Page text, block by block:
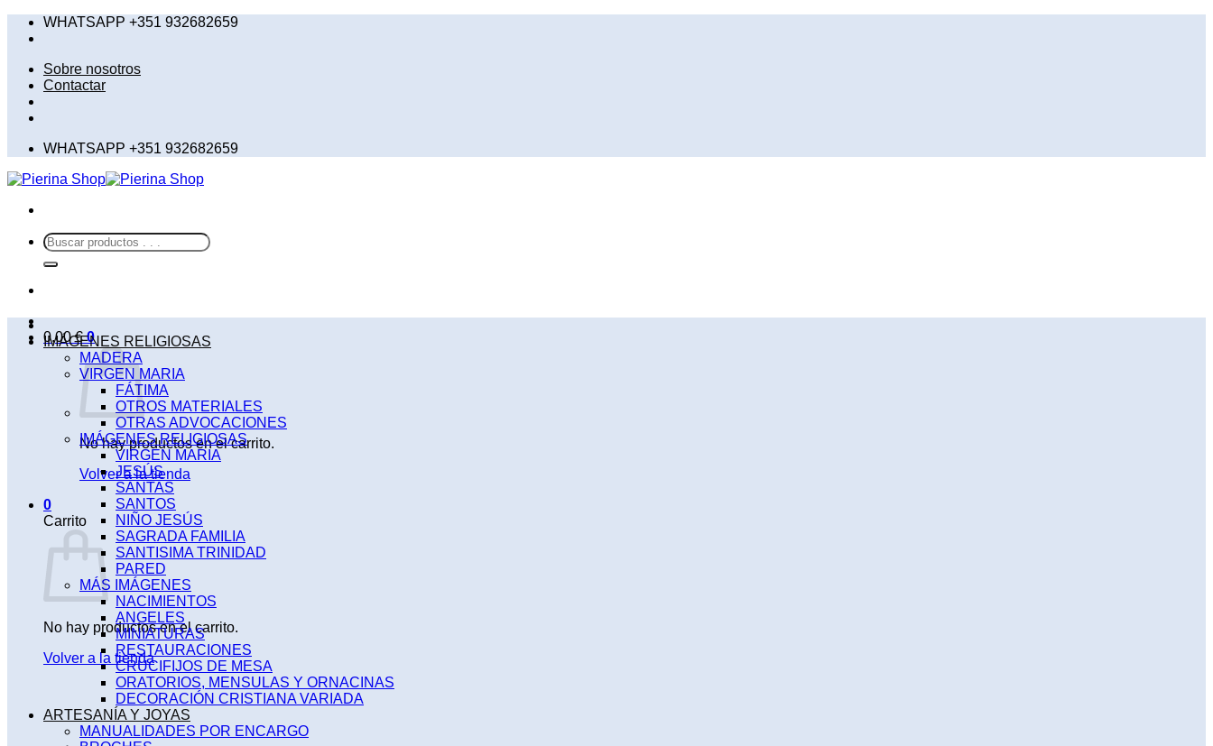
SaltarWHATSAPP +351 932682659
Sobre nosotros
Contactar
WHATSAPP +351 932682659
Buscar
por:
0,00€ 0
No hay productos en el carrito.
Volver a la tienda
0
Carrito
No hay productos en el carrito.
Volver a la tienda
IMÁGENES RELIGIOSAS
MADERA
VIRGEN MARIA
FÁTIMA
OTROS MATERIALES
OTRAS ADVOCACIONES
IMÁGENES RELIGIOSAS
VIRGEN MARIA
JESÚS
SANTAS
SANTOS
NIÑO JESÚS
SAGRADA FAMILIA
SANTISIMA TRINIDAD
PARED
MÁS IMÁGENES
NACIMIENTOS
ANGELES
MINIATURAS
RESTAURACIONES
CRUCIFIJOS DE MESA
ORATORIOS, MENSULAS Y ORNACINAS
DECORACIÓN CRISTIANA VARIADA
ARTESANÍA Y JOYAS
MANUALIDADES POR ENCARGO